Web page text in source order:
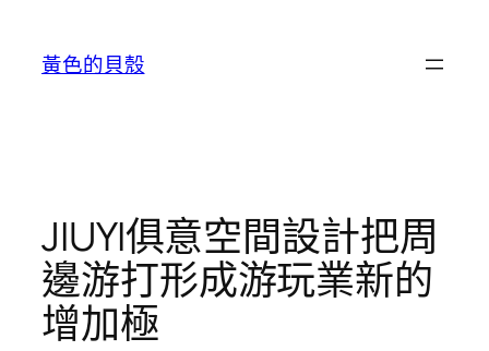
黃色的貝殼
JIUYI俱意空間設計把周
邊游打形成游玩業新的
增加極